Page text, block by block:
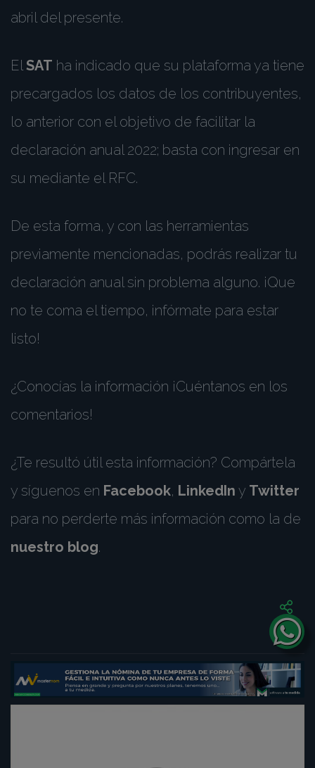
abril del presente.
ElSAT ha indicado que su plataforma ya tiene
precargados los datos de los contribuyentes,
lo anterior con el objetivo de facilitar la
declaración anual 2022; basta con ingresar en
su mediante el RFC.
De esta forma, y con las herramientas
previamente mencionadas, podrás realizar tu
declaración anual sin problema alguno. ¡Que
no te coma el tiempo, infórmate para estar
listo!
¿Conocías la información ¡Cuéntanos en los
comentarios!
¿Te resultó útil esta información? Compártela
y síguenos en Facebook, LinkedIn y Twitter
para no perderte más información como la de
nuestro blog.